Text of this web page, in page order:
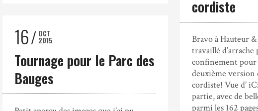
16 OCT
2015
Tournage pour le Parc des
Bauges
cordiste
Bravo à Hauteur
travaillé
confinement
deuxième
cordiste! Vue d’
partie, avec de
parmi les 162